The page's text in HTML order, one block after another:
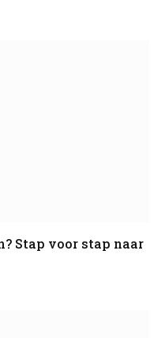
Stap voor stap naar